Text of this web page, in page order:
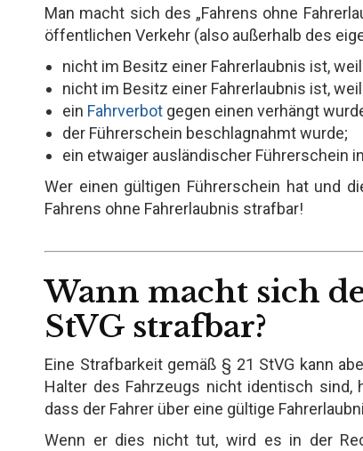
Man macht sich des „Fahrens ohne
öffentlichen Verkehr (also außerhalb des
nicht im Besitz einer Fahrerlaubnis ist,
nicht im Besitz einer Fahrerlaubnis ist,
ein Fahrverbot gegen einen verhängt
der Führerschein beschlagnahmt wurde;
ein etwaiger ausländischer Führerschein
Wer einen gültigen Führerschein hat und
Fahrens ohne Fahrerlaubnis strafbar!
Wann macht sich
StVG strafbar?
Eine Strafbarkeit gemäß § 21 StVG kann
Halter des Fahrzeugs nicht identisch sind,
dass der Fahrer über eine gültige
Wenn er dies nicht tut, wird es in der